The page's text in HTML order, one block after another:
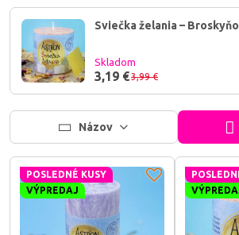
Sviečka želania –
Skladom
3,19 €3,99 €
Názov
POSLEDNÉ KUSY
VÝPREDAJ